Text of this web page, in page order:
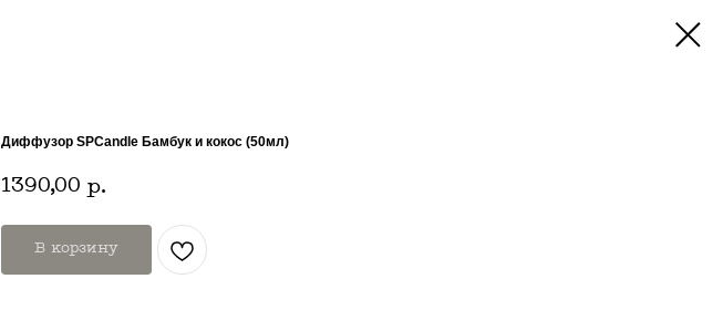
Диффузор SPCandle Бамбук и кокос (50мл)
1390,00 р.
В корзину